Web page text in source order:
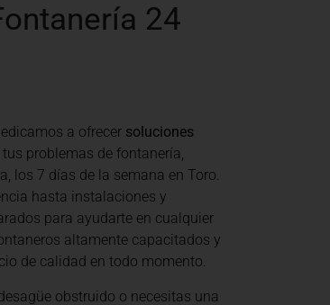
24
a ofrecer soluciones
problemas de fontanería,
los 7 días de la semana en Toro.
hasta instalaciones y
para ayudarte en cualquier
altamente capacitados y
de calidad en todo momento.
obstruido o necesitas una